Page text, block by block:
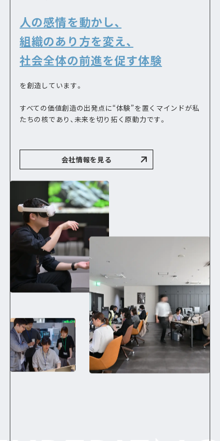
人の感情を動かし、
組織のあり方を変え、
社会全体の前進を促す体験
を創造しています。
すべての価値創造の出発点に“体験”を置くマインドが私
たちの核であり、未来を切り拓く原動力です。
会社情報を見る